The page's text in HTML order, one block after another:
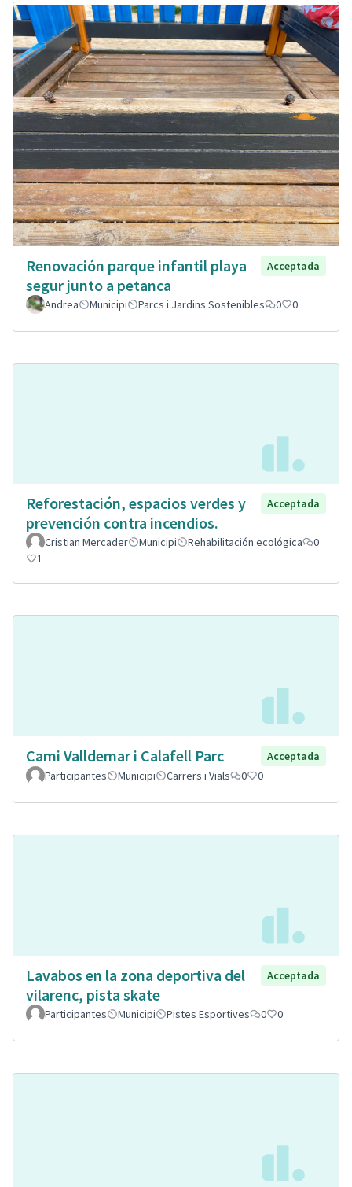
Renovación parque infantil playa
segur junto a petanca
Acceptada
Andrea Municipi Parcs i Jardins Sostenibles 0 0
Reforestación, espacios verdes y
prevención contra incendios.
Acceptada
Cristian Mercader Municipi Rehabilitación ecológica
0
1
Cami Valldemar i Calafell Parc
Acceptada
Participantes
Municipi Carrers i Vials 0 0
Lavabos en la zona deportiva del
vilarenc, pista skate
Acceptada
Participantes Municipi Pistes Esportives 0 0